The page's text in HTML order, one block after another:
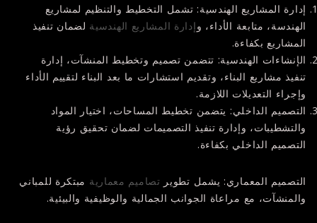
إدارة المشاريع الهندسية: تشمل التخطيط والتنظيم لمشاريع
الهندسة، متابعة الأداء، وإدارة المشاريع الهندسية لضمان تنفيذ
المشاريع بكفاءة.
الإنشاءات الهندسية: تتضمن تصميم وتخطيط المنشآت، إدارة
تنفيذ مشاريع البناء، وتقديم استشارات ما بعد البناء لتقييم الأداء
وإجراء التعديلات اللازمة.
التصميم الداخلي: يتضمن تخطيط المساحات، اختيار المواد
والتشطيبات، وإدارة تنفيذ التصميمات لضمان تحقيق رؤية
التصميم الداخلي بكفاءة.
التصميم المعماري: يشمل تطوير تصاميم معمارية مبتكرة للمباني
والمنشآت، مع مراعاة الجوانب الجمالية والوظيفية والبيئية.